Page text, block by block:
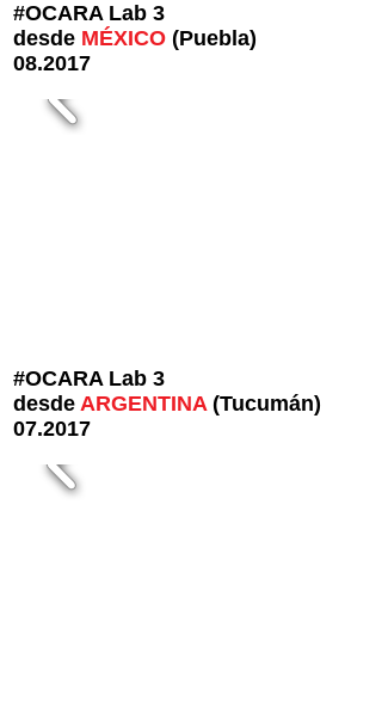
#OCARA Lab 3
desde MÉXICO (Puebla)
08.2017
#OCARA Lab 3
desde ARGENTINA(Tucumán)
07.2017